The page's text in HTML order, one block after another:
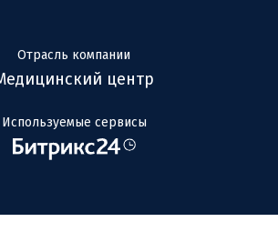
центр
Отрасль компании
Используемые сервисы